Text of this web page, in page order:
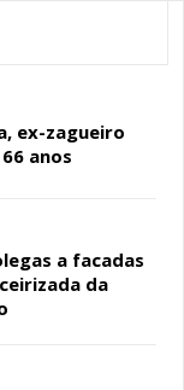
ex-zagueiro
anos
a facadas
da